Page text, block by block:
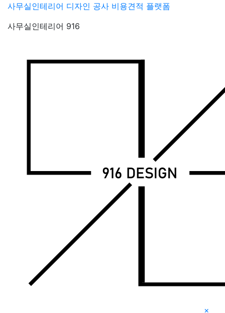
Skip
content
사무실인테리어 디자인 공사 비용견적 플랫폼
사무실인테리어 916
×